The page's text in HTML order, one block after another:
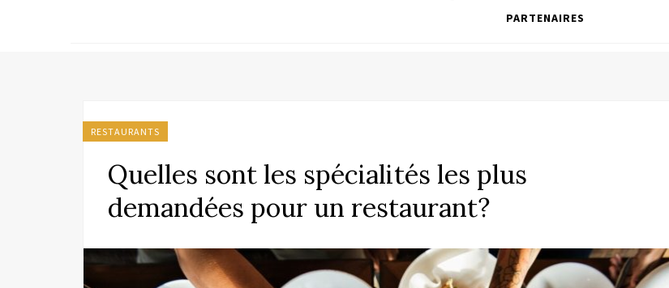
PARTENAIRES
RESTAURANTS
Quelles sont les spécialités les plus
demandées pour un restaurant?